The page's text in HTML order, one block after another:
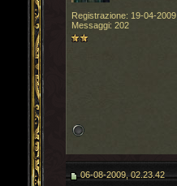
Registrazione: 19-04-2009
Messaggi: 202
06-08-2009, 02.23.42